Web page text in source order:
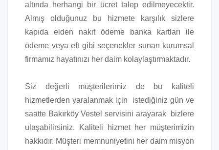
altında herhangi bir ücret talep edilmeyecektir.
Almış olduğunuz bu hizmete karşılık sizlere
kapıda elden nakit ödeme banka kartları ile
ödeme veya eft gibi seçenekler sunan kurumsal
firmamız hayatınızı her daim kolaylaştırmaktadır.
Siz değerli müşterilerimiz de bu kaliteli
hizmetlerden yaralanmak için istediğiniz gün ve
saatte Bakırköy Vestel servisini arayarak bizlere
ulaşabilirsiniz. Kaliteli hizmet her müşterimizin
hakkıdır. Müşteri memnuniyetini her daim misyon